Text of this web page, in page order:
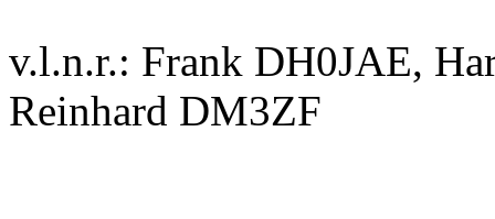
v.l.n.r.: Frank DH0JAE,
Reinhard DM3ZF